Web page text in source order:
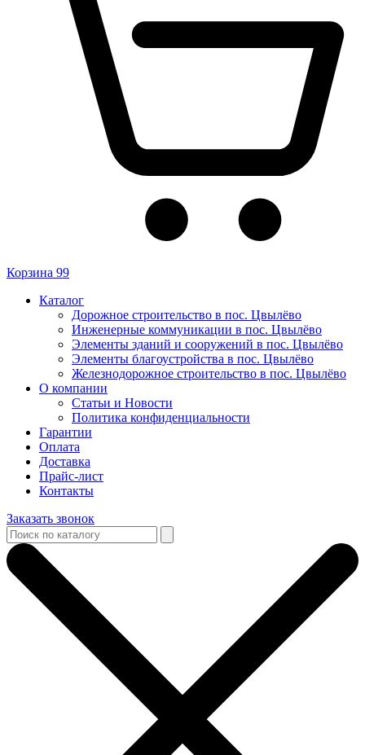
Корзина 99
Каталог
Дорожное строительство в пос. Цвылёво
Инженерные коммуникации в пос. Цвылёво
Элементы зданий и сооружений в пос. Цвылёво
Элементы благоустройства в пос. Цвылёво
Железнодорожное строительство в пос. Цвылёво
О компании
Статьи и Новости
Политика конфиденциальности
Гарантии
Оплата
Доставка
Прайс-лист
Контакты
Заказать звонок